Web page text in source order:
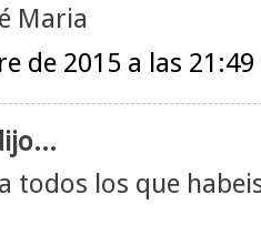
Maria
de 2015 a las 21:49
todos los que